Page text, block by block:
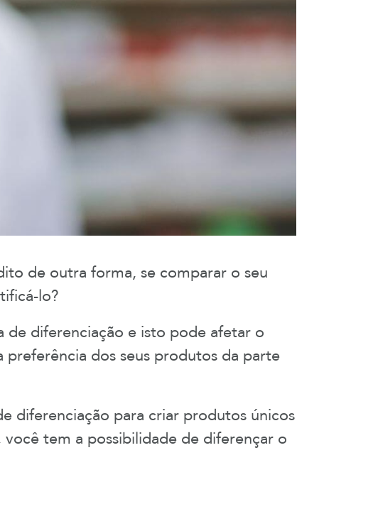
de outra forma, se comparar o seu
lo?
de diferenciação e isto pode afetar o
preferência dos seus produtos da parte
diferenciação para criar produtos únicos
tem a possibilidade de diferençar o